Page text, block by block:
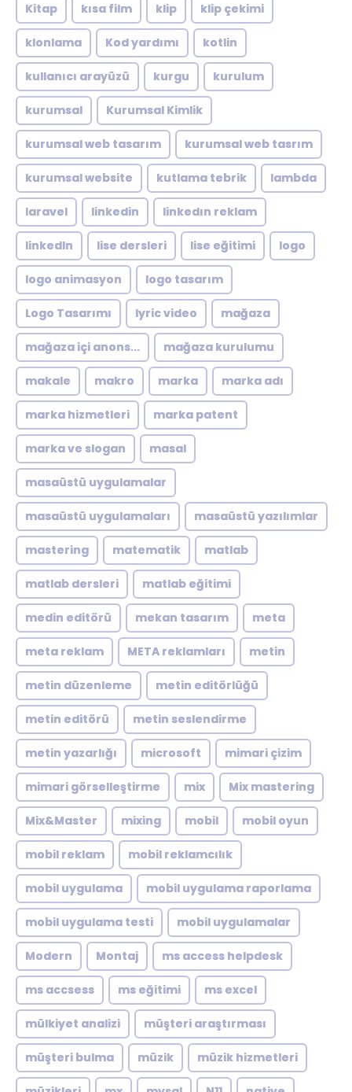
Kitap kısa film klip klip çekimi
klonlama Kod yardımı kotlin
kullanıcı arayüzü kurgu kurulum
kurumsal Kurumsal Kimlik
kurumsal web tasarım kurumsal web tasrım
kurumsal website kutlama tebrik lambda
laravel linkedin linkedın reklam
linkedln lise dersleri lise eğitimi logo
logo animasyon logo tasarım
Logo Tasarımı lyric video mağaza
mağaza içi anons... mağaza kurulumu
makale makro marka marka adı
marka hizmetleri marka patent
marka ve slogan masal
masaüstü uygulamalar
masaüstü uygulamaları masaüstü yazılımlar
mastering matematik matlab
matlab dersleri matlab eğitimi
medin editörü mekan tasarım meta
meta reklam META reklamları metin
metin düzenleme metin editörlüğü
metin editörü metin seslendirme
metin yazarlığı microsoft mimari çizim
mimari görselleştirme mix Mix mastering
Mix&Master mixing mobil mobil oyun
mobil reklam mobil reklamcılık
mobil uygulama mobil uygulama raporlama
mobil uygulama testi mobil uygulamalar
Modern Montaj ms access helpdesk
ms accsess ms eğitimi ms excel
mülkiyet analizi müşteri araştırması
müşteri bulma müzik müzik hizmetleri